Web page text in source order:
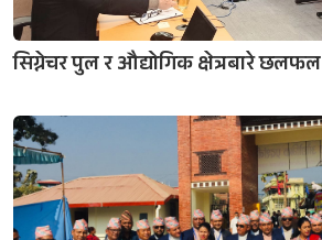
सिग्नेचर पुल र औद्योगिक क्षेत्रबारे छलफल